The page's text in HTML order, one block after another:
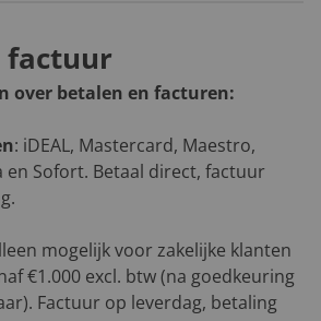
factuur
over betalen en facturen:
: iDEAL, Mastercard, Maestro,
en Sofort. Betaal direct, factuur
mogelijk voor zakelijke klanten
€1.000 excl. btw (na goedkeuring
Factuur op leverdag, betaling